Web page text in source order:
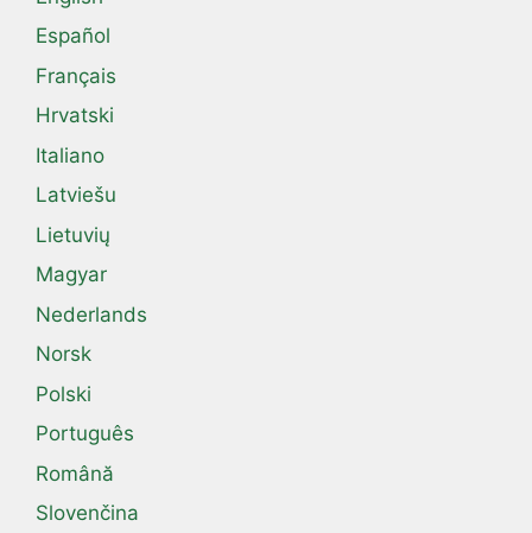
Español
Français
Hrvatski
Italiano
Latviešu
Lietuvių
Magyar
Nederlands
Norsk
Polski
Português
Română
Slovenčina